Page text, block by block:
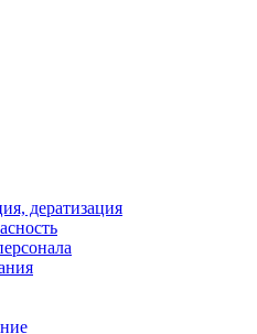
дератизация